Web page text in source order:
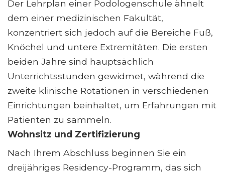
Der Lehrplan einer Podologenschule ähnelt
dem einer medizinischen Fakultät,
konzentriert sich jedoch auf die Bereiche Fuß,
Knöchel und untere Extremitäten. Die ersten
beiden Jahre sind hauptsächlich
Unterrichtsstunden gewidmet, während die
zweite klinische Rotationen in verschiedenen
Einrichtungen beinhaltet, um Erfahrungen mit
Patienten zu sammeln.
Wohnsitz und Zertifizierung
Nach Ihrem Abschluss beginnen Sie ein
dreijähriges Residency-Programm, das sich